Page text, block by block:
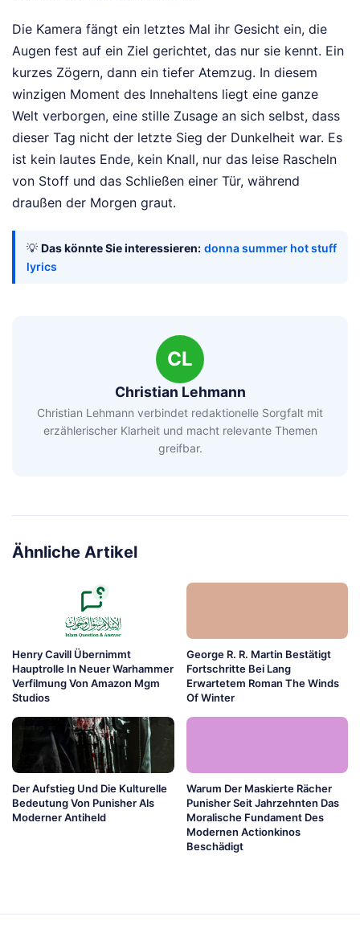
Die Kamera fängt ein letztes Mal ihr Gesicht ein, die
Augen fest auf ein Ziel gerichtet, das nur sie kennt. Ein
kurzes Zögern, dann ein tiefer Atemzug. In diesem
winzigen Moment des Innehaltens liegt eine ganze
Welt verborgen, eine stille Zusage an sich selbst, dass
dieser Tag nicht der letzte Sieg der Dunkelheit war. Es
ist kein lautes Ende, kein Knall, nur das leise Rascheln
von Stoff und das Schließen einer Tür, während
draußen der Morgen graut.
💡 Das könnte Sie interessieren: donna summer hot stuff
lyrics
CL
Christian Lehmann
Christian Lehmann verbindet redaktionelle Sorgfalt mit
erzählerischer Klarheit und macht relevante Themen
greifbar.
Ähnliche Artikel
Henry Cavill Übernimmt
Hauptrolle In Neuer Warhammer
Verfilmung Von Amazon Mgm
Studios
George R. R. Martin Bestätigt
Fortschritte Bei Lang
Erwartetem Roman The Winds
Of Winter
Der Aufstieg Und Die Kulturelle
Bedeutung Von Punisher Als
Moderner Antiheld
Warum Der Maskierte Rächer
Punisher Seit Jahrzehnten Das
Moralische Fundament Des
Modernen Actionkinos
Beschädigt